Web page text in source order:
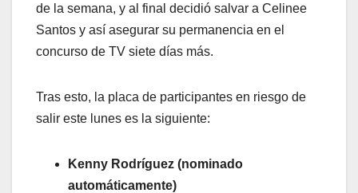
de la semana, y al final decidió salvar a Celinee
Santos y así asegurar su permanencia en el
concurso de TV siete días más.
Tras esto, la placa de participantes en riesgo de
salir este lunes es la siguiente:
Kenny Rodríguez (nominado
automáticamente)